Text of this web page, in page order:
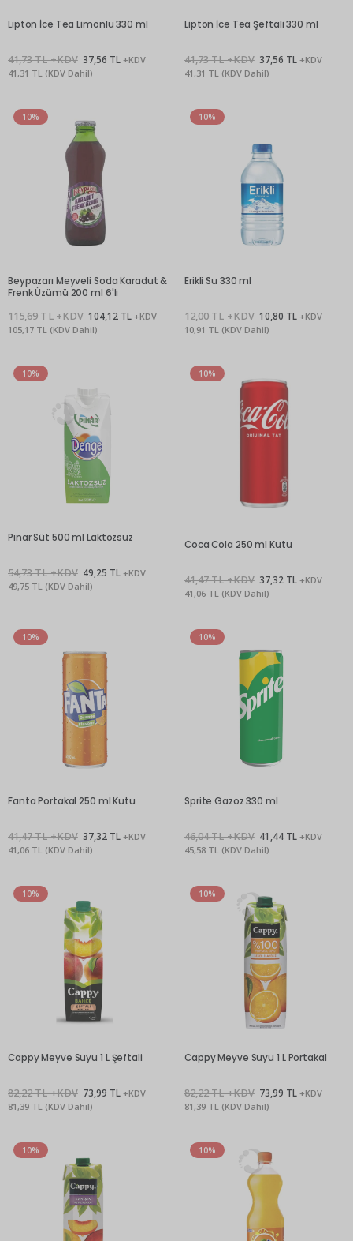
Lipton İce Tea Limonlu 330 ml
41,73 TL +KDV 37,56 TL +KDV
41,31 TL (KDV Dahil)
Lipton İce Tea Şeftali 330 ml
41,73 TL +KDV 37,56 TL +KDV
41,31 TL (KDV Dahil)
10%
Beypazarı Meyveli Soda Karadut &
Frenk Üzümü 200 ml 6'lı
115,69 TL +KDV 104,12 TL +KDV
105,17 TL (KDV Dahil)
10%
Erikli Su 330 ml
12,00 TL +KDV 10,80 TL +KDV
10,91 TL (KDV Dahil)
10%
Pınar Süt 500 ml Laktozsuz
54,73 TL +KDV 49,25 TL +KDV
49,75 TL (KDV Dahil)
10%
Coca Cola 250 ml Kutu
41,47 TL +KDV 37,32 TL +KDV
41,06 TL (KDV Dahil)
10%
Fanta Portakal 250 ml Kutu
41,47 TL +KDV 37,32 TL +KDV
41,06 TL (KDV Dahil)
10%
Sprite Gazoz 330 ml
46,04 TL +KDV 41,44 TL +KDV
45,58 TL (KDV Dahil)
10%
Cappy Meyve Suyu 1 L Şeftali
82,22 TL +KDV 73,99 TL +KDV
81,39 TL (KDV Dahil)
10%
Cappy Meyve Suyu 1 L Portakal
82,22 TL +KDV 73,99 TL +KDV
81,39 TL (KDV Dahil)
10% 10%